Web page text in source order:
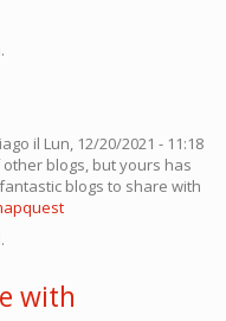
il Lun, 12/20/2021 - 11:18
blogs, but yours has
blogs to share with
with